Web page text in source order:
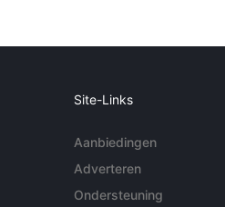
Site-Links
Aanbiedingen
Adverteren
Ondersteuning